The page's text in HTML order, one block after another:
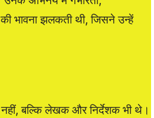
भावना झलकती थी, जिसने उन्हें
बल्कि लेखक और निर्देशक भी थे।